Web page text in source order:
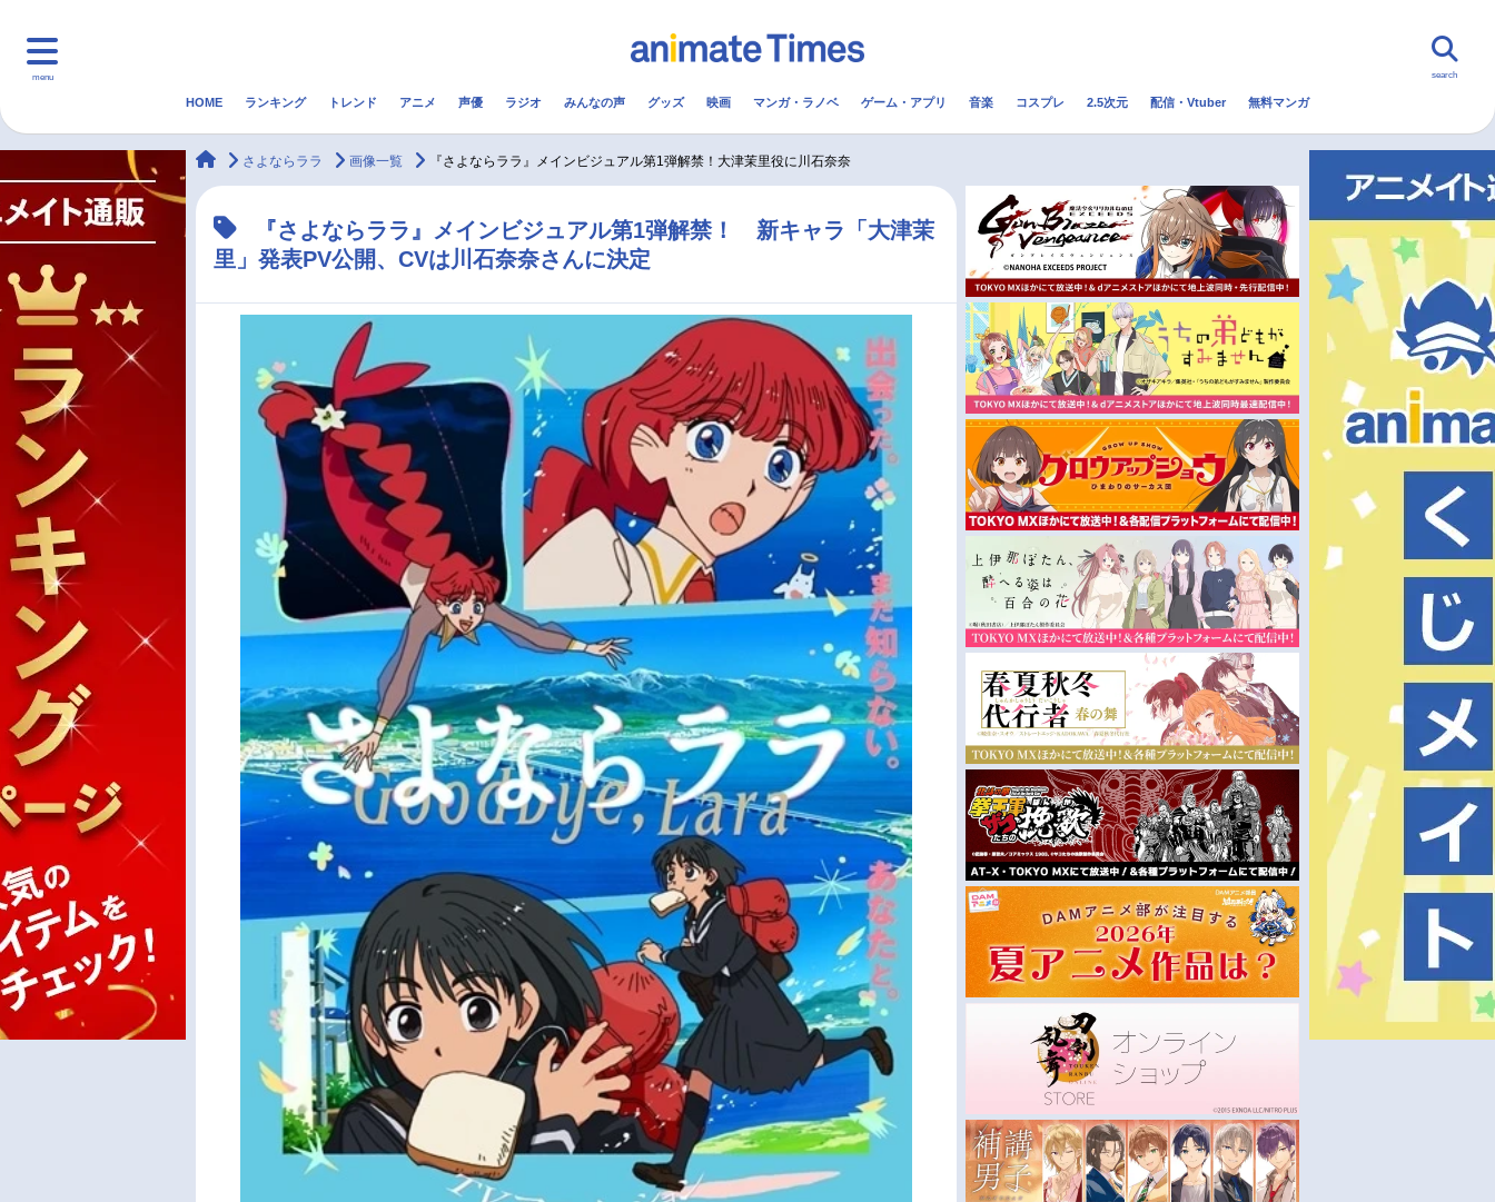
menu
マンガ・ラノベ ゲーム・アプリ 音楽 コスプレ 2.5次元 配信・Vtuber トレンド 無料マンガ
アニメ記事一覧
声優記事一覧
実写化映画一覧
男性声優/女性声優一覧
今期アニメ曜日別一覧
夏アニメ
秋アニメ
冬アニメ
FOLLOW US
search
HOME ランキング トレンド アニメ 声優 ラジオ みんなの声 グッズ 映画 マンガ・ラノベ ゲーム・アプリ 音楽 コスプレ 2.5次元 配信・Vtuber 無料マンガ
animateTimes
さよならララ 画像一覧 『さよならララ』メインビジュアル第1弾解禁！大津茉里役に川石奈奈
『さよならララ』メインビジュアル第1弾解禁！ 新キャラ「大津茉
里」発表PV公開、CVは川石奈奈さんに決定